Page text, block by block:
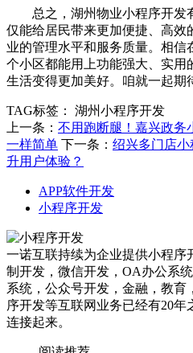
总之，湖州物业小程序开发
仅能给居民带来更加便捷、高效
业的管理水平和服务质量。相信
个小区都能用上功能强大、实用
生活变得更加美好。咱就一起期
TAG标签：
湖州小程序开发
上一条： 不用跑断腿！嘉兴政务
一样简单 下一条： 绍兴多门店
升用户体验？
APP软件开发
小程序开发
一诺互联持续为企业提供小程序
制开发，微信开发，OA办公系
系统，公众号开发，金融，教育
序开发等互联网业务已经有20年
连接起来。